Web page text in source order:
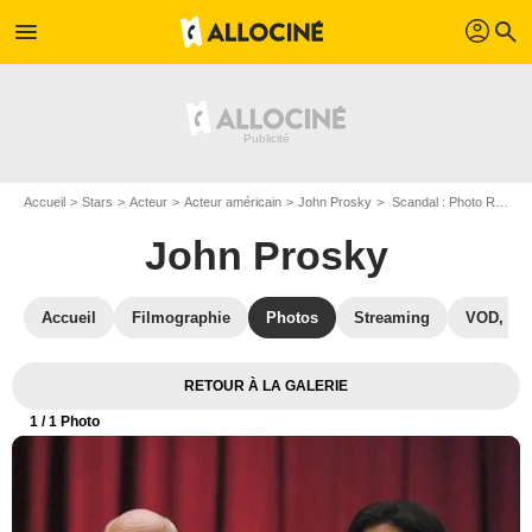
menu profil search
Accueil Stars Acteur Acteur américain John Prosky Scandal : Photo Rose Abdoo, John Prosky
John Prosky
Accueil Filmographie Photos Streaming VOD,
RETOUR À LA GALERIE
1 / 1 Photo